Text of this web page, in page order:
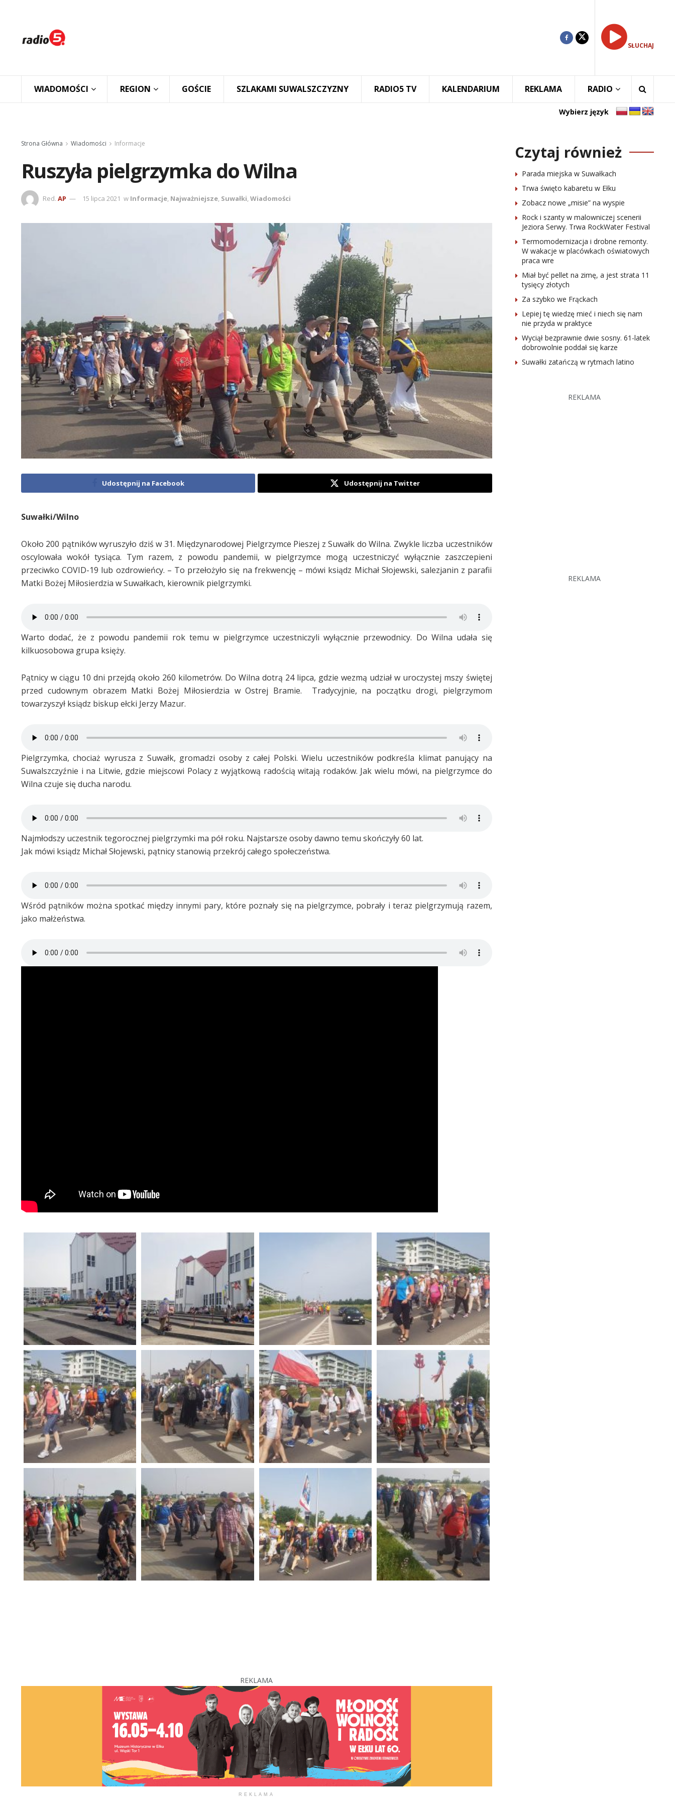
SŁUCHAJ
WIADOMOŚCI REGION GOŚCIE SZLAKAMI SUWALSZCZYZNY RADIO5 TV KALENDARIUM REKLAMA RADIO
Wybierz język
Strona Główna Wiadomości Informacje
Ruszyła pielgrzymka do Wilna
Red. AP 15 lipca 2021 w Informacje, Najważniejsze, Suwałki,Wiadomości
Udostępnij na Facebook Udostępnij na Twitter
Suwałki/Wilno
Około 200 pątników wyruszyło dziś w 31. Międzynarodowej Pielgrzymce Pieszej z Suwałk do Wilna. Zwykle liczba uczestników
oscylowała wokół tysiąca. Tym razem, z powodu pandemii, w pielgrzymce mogą uczestniczyć wyłącznie zaszczepieni
przeciwko COVID-19 lub ozdrowieńcy. – To przełożyło się na frekwencję – mówi ksiądz Michał Słojewski, salezjanin z parafii
Matki Bożej Miłosierdzia w Suwałkach, kierownik pielgrzymki.
Warto dodać, że z powodu pandemii rok temu w pielgrzymce uczestniczyli wyłącznie przewodnicy. Do Wilna udała się
kilkuosobowa grupa księży.
Pątnicy w ciągu 10 dni przejdą około 260 kilometrów. Do Wilna dotrą 24 lipca, gdzie wezmą udział w uroczystej mszy świętej
przed cudownym obrazem Matki Bożej Miłosierdzia w Ostrej Bramie. Tradycyjnie, na początku drogi, pielgrzymom
towarzyszył ksiądz biskup ełcki Jerzy Mazur.
Pielgrzymka, chociaż wyrusza z Suwałk, gromadzi osoby z całej Polski. Wielu uczestników podkreśla klimat panujący na
Suwalszczyźnie i na Litwie, gdzie miejscowi Polacy z wyjątkową radością witają rodaków. Jak wielu mówi, na pielgrzymce do
Wilna czuje się ducha narodu.
Najmłodszy uczestnik tegorocznej pielgrzymki ma pół roku. Najstarsze osoby dawno temu skończyły 60 lat.
Jak mówi ksiądz Michał Słojewski, pątnicy stanowią przekrój całego społeczeństwa.
Wśród pątników można spotkać między innymi pary, które poznały się na pielgrzymce, pobrały i teraz pielgrzymują razem,
jako małżeństwa.
REKLAMA
REKLAMA
Czytaj również
Parada miejska w Suwałkach
Trwa święto kabaretu w Ełku
Zobacz nowe „misie” na wyspie
Rock i szanty w malowniczej scenerii
Jeziora Serwy. Trwa RockWater Festival
Termomodernizacja i drobne remonty.
W wakacje w placówkach oświatowych
praca wre
Miał być pellet na zimę, a jest strata 11
tysięcy złotych
Za szybko we Frąckach
Lepiej tę wiedzę mieć i niech się nam
nie przyda w praktyce
Wyciął bezprawnie dwie sosny. 61-latek
dobrowolnie poddał się karze
Suwałki zatańczą w rytmach latino
REKLAMA
REKLAMA